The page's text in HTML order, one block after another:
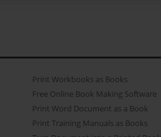
Print Workbooks as Books
Free Online Book Making Software
Print Word Document as a Book
Print Training Manuals as Books